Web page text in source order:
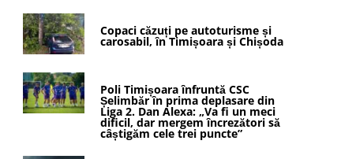
Copaci căzuți pe autoturisme și
carosabil, în Timișoara și Chișoda
Poli Timișoara înfruntă CSC
Șelimbăr în prima deplasare din
Liga 2. Dan Alexa: „Va fi un meci
dificil, dar mergem încrezători să
câștigăm cele trei puncte”